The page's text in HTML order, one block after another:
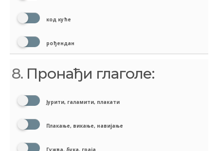
код куће
рођендан
8. Пронађи глаголе:
Јурити, галамити, плакати
Плакање, викање, навијање
Гужва, бука, граја